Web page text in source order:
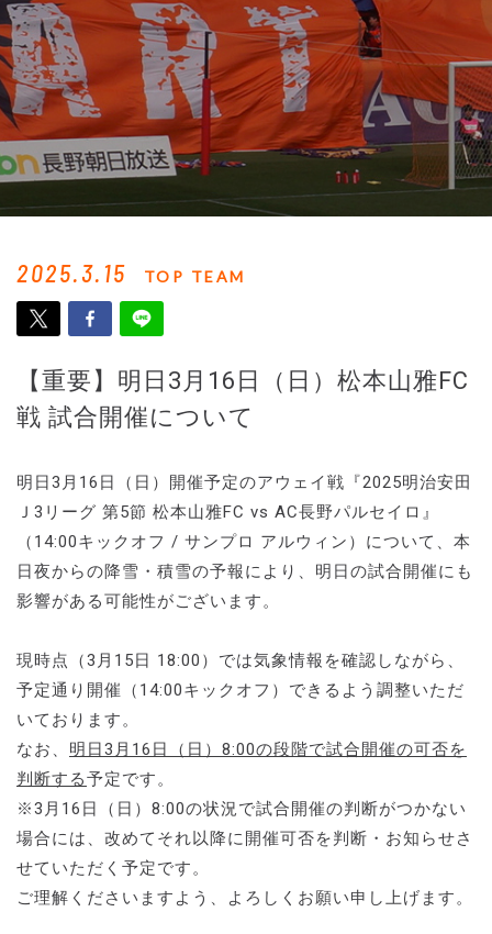
2025.3.15 TOP TEAM
【重要】明日3月16日（日）松本山雅FC
戦 試合開催について
明日3月16日（日）開催予定のアウェイ戦『2025明治安田
Ｊ3リーグ 第5節 松本山雅FC vs AC長野パルセイロ』
（14:00キックオフ / サンプロ アルウィン）について、本
日夜からの降雪・積雪の予報により、明日の試合開催にも
影響がある可能性がございます。
現時点（3月15日 18:00）では気象情報を確認しながら、
予定通り開催（14:00キックオフ）できるよう調整いただ
いております。
なお、 明日3月16日（日）8:00の段階で試合開催の可否を
判断する予定です。
※3月16日（日）8:00の状況で試合開催の判断がつかない
場合には、改めてそれ以降に開催可否を判断・お知らせさ
せていただく予定です。
ご理解くださいますよう、よろしくお願い申し上げます。